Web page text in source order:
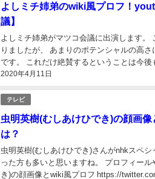
よしミチ姉弟のwiki風プロフ！
議】
2020年4月11日
よしミチ姉弟がマツコ会議に出演します。
りましたが、 あまりのポテンシャルの高
です。 これだけ絶賛するということは今
した！ よしミチ姉弟のwiki風プロフ！SNS
テレビ
虫明英樹(むしあけひでき)の顔画
は？
虫明英樹(むしあけひでき)さんがnhkスペ
った方も多いと思いますね。 プロフィールや経歴につい
き)の顔画像とwiki風プロフ https://